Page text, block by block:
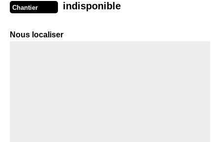
Chantier indisponible
Nous localiser